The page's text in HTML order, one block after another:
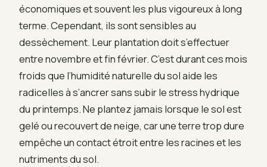
économiques et souvent les plus vigoureux à long
terme. Cependant, ils sont sensibles au
dessèchement. Leur plantation doit s’effectuer
entre novembre et fin février. C’est durant ces mois
froids que l’humidité naturelle du sol aide les
radicelles à s’ancrer sans subir le stress hydrique
du printemps. Ne plantez jamais lorsque le sol est
gelé ou recouvert de neige, car une terre trop dure
empêche un contact étroit entre les racines et les
nutriments du sol.